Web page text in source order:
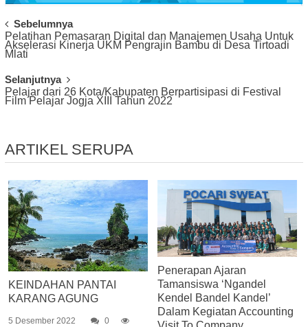
Post
Navigation
Sebelumnya
Pelatihan Pemasaran Digital dan Manajemen Usaha Untuk
Akselerasi Kinerja UKM Pengrajin Bambu di Desa Tirtoadi
Mlati
Selanjutnya
Pelajar dari 26 Kota/Kabupaten Berpartisipasi di Festival
Film Pelajar Jogja XIII Tahun 2022
ARTIKEL SERUPA
KEINDAHAN PANTAI
KARANG AGUNG
5 Desember 2022 0
Penerapan Ajaran
Tamansiswa ‘Ngandel
Kendel Bandel Kandel’
Dalam Kegiatan Accounting